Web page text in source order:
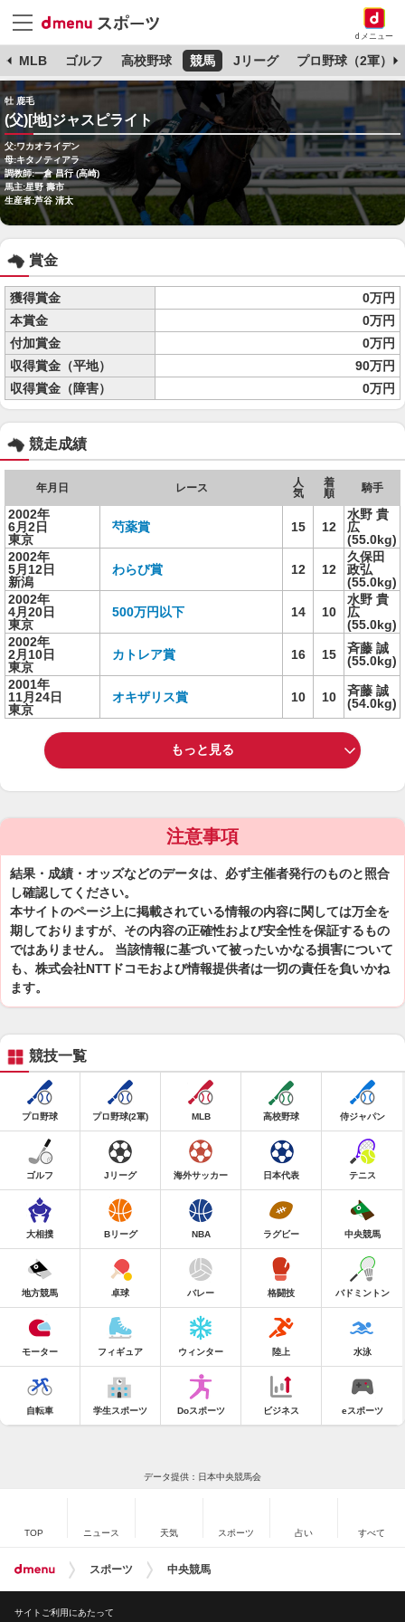
dメニュー
MLB ゴルフ 高校野球 競馬 Jリーグ プロ野球（2軍）
牡 鹿毛
(父)[地]ジャスピライト
父:ワカオライデン
母:キタノティアラ
調教師:一倉 昌行 (高崎)
馬主:星野 壽市
生産者:芦谷 清太
賞金
獲得賞金
0万円
本賞金
0万円
付加賞金
0万円
収得賞金（平地）
90万円
収得賞金（障害）
0万円
競走成績
年月日 レース
人
気
着
順
騎手
2002年
6月2日
東京
芍薬賞 15 12
水野 貴
広
(55.0kg)
2002年
5月12日
新潟
わらび賞 12 12
久保田
政弘
(55.0kg)
2002年
4月20日
東京
500万円以下 14 10
水野 貴
広
(55.0kg)
2002年
2月10日
東京
カトレア賞 16 15
斉藤 誠
(55.0kg)
2001年
11月24日
東京
オキザリス賞 10 10
斉藤 誠
(54.0kg)
もっと見る
注意事項
結果・成績・オッズなどのデータは、必ず主催者発行のものと照合
し確認してください。
本サイトのページ上に掲載されている情報の内容に関しては万全を
期しておりますが、その内容の正確性および安全性を保証するもの
ではありません。 当該情報に基づいて被ったいかなる損害について
も、株式会社NTTドコモおよび情報提供者は一切の責任を負いかね
ます。
競技一覧
プロ野球 プロ野球(2軍) MLB 高校野球 侍ジャパン
ゴルフ Jリーグ 海外サッカー 日本代表 テニス
大相撲 Bリーグ NBA ラグビー 中央競馬
地方競馬 卓球 バレー 格闘技 バドミントン
モーター フィギュア ウィンター 陸上 水泳
自転車 学生スポーツ Doスポーツ ビジネス eスポーツ
データ提供：日本中央競馬会
TOP ニュース 天気 スポーツ 占い すべて
スポーツ 中央競馬
サイトご利用にあたって